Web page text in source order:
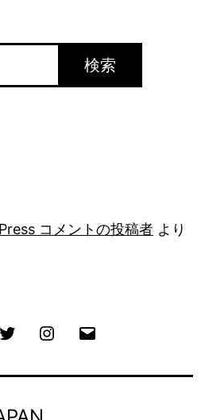
検索
コメントの投稿者 より
Twitter Instagram